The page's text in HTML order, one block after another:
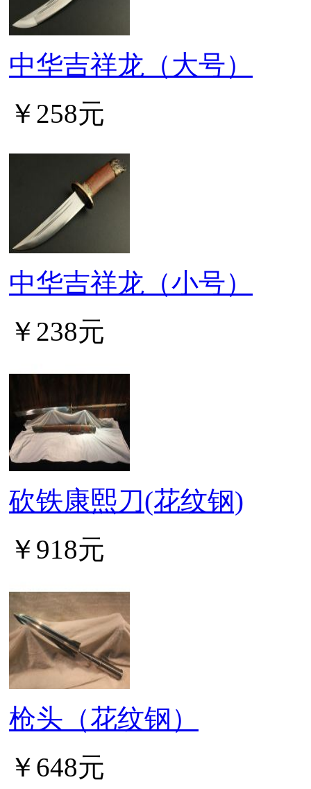
中华吉祥龙（大号）
￥258元
中华吉祥龙（小号）
￥238元
砍铁康熙刀(花纹钢)
￥918元
枪头（花纹钢）
￥648元